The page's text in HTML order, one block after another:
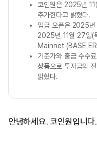
코인원은 2025년
추가한다고 밝혔다.
입금 오픈은 2025
2025년 11월 27일
Mainnet (BASE
기준가와 출금 수수
상품으로 투자금의
밝혔다.
안녕하세요. 코인원입니다.